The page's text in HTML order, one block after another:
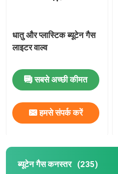
धातु और प्लास्टिक ब्यूटेन गैस
लाइटर वाल्व
सबसे अच्छी कीमत
हमसे संपर्क करें
ब्यूटेन गैस कनस्तर (235)